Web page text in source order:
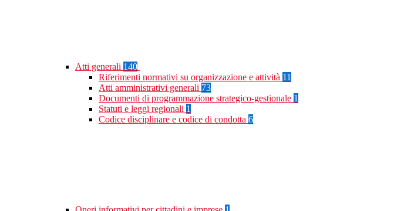
Atti generali 140
Riferimenti normativi su organizzazione e attività 11
Atti amministrativi generali 73
Documenti di programmazione strategico-gestionale 1
Statuti e leggi regionali 1
Codice disciplinare e codice di condotta 6